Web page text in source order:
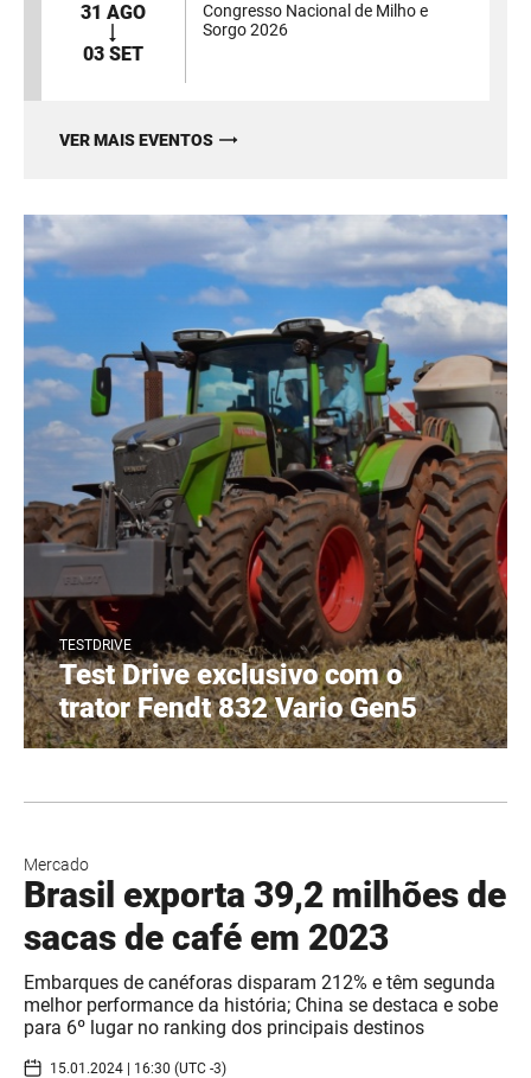
31 AGO
03 SET
Congresso Nacional de Milho e
Sorgo 2026
VER MAIS EVENTOS
TESTDRIVE
Test Drive exclusivo com o
trator Fendt 832 Vario Gen5
Mercado
Brasil exporta 39,2 milhões de
sacas de café em 2023
Embarques de canéforas disparam 212% e têm segunda
melhor performance da história; China se destaca e sobe
para 6º lugar no ranking dos principais destinos
15.01.2024 | 16:30 (UTC -3)